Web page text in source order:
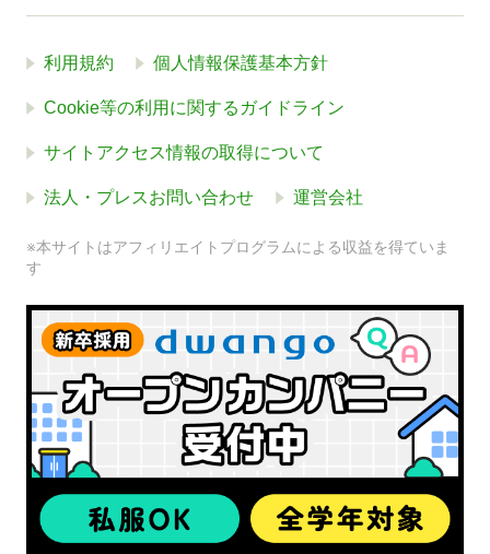
利用規約 個人情報保護基本方針
Cookie等の利用に関するガイドライン
サイトアクセス情報の取得について
法人・プレスお問い合わせ 運営会社
※本サイトはアフィリエイトプログラムによる収益を得ていま
す